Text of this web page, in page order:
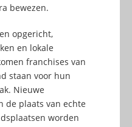
bewezen.
opgericht,
en lokale
franchises van
staan voor hun
Nieuwe
de plaats van echte
worden